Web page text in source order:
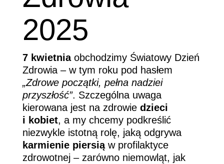
2025
7 kwietniaobchodzimy Światowy Dzień
Zdrowia – w tym roku pod hasłem
„Zdrowe początki, pełna nadziei
przyszłość”. Szczególna uwaga
kierowana jest na zdrowie dzieci
i kobiet, a my chcemy podkreślić
niezwykle istotną rolę, jaką odgrywa
karmienie piersiąw profilaktyce
zdrowotnej – zarówno niemowląt, jak